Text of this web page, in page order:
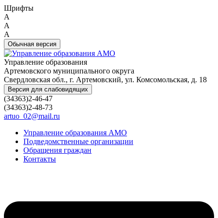
Шрифты
A
A
A
Обычная версия
Управление образования
Артемовского муниципального округа
Свердловская обл., г. Артемовский, ул. Комсомольская, д. 18
Версия для слабовидящих
(34363)2-46-47
(34363)2-48-73
artuo_02@mail.ru
Управление образования АМО
Подведомственные организации
Обращения граждан
Контакты